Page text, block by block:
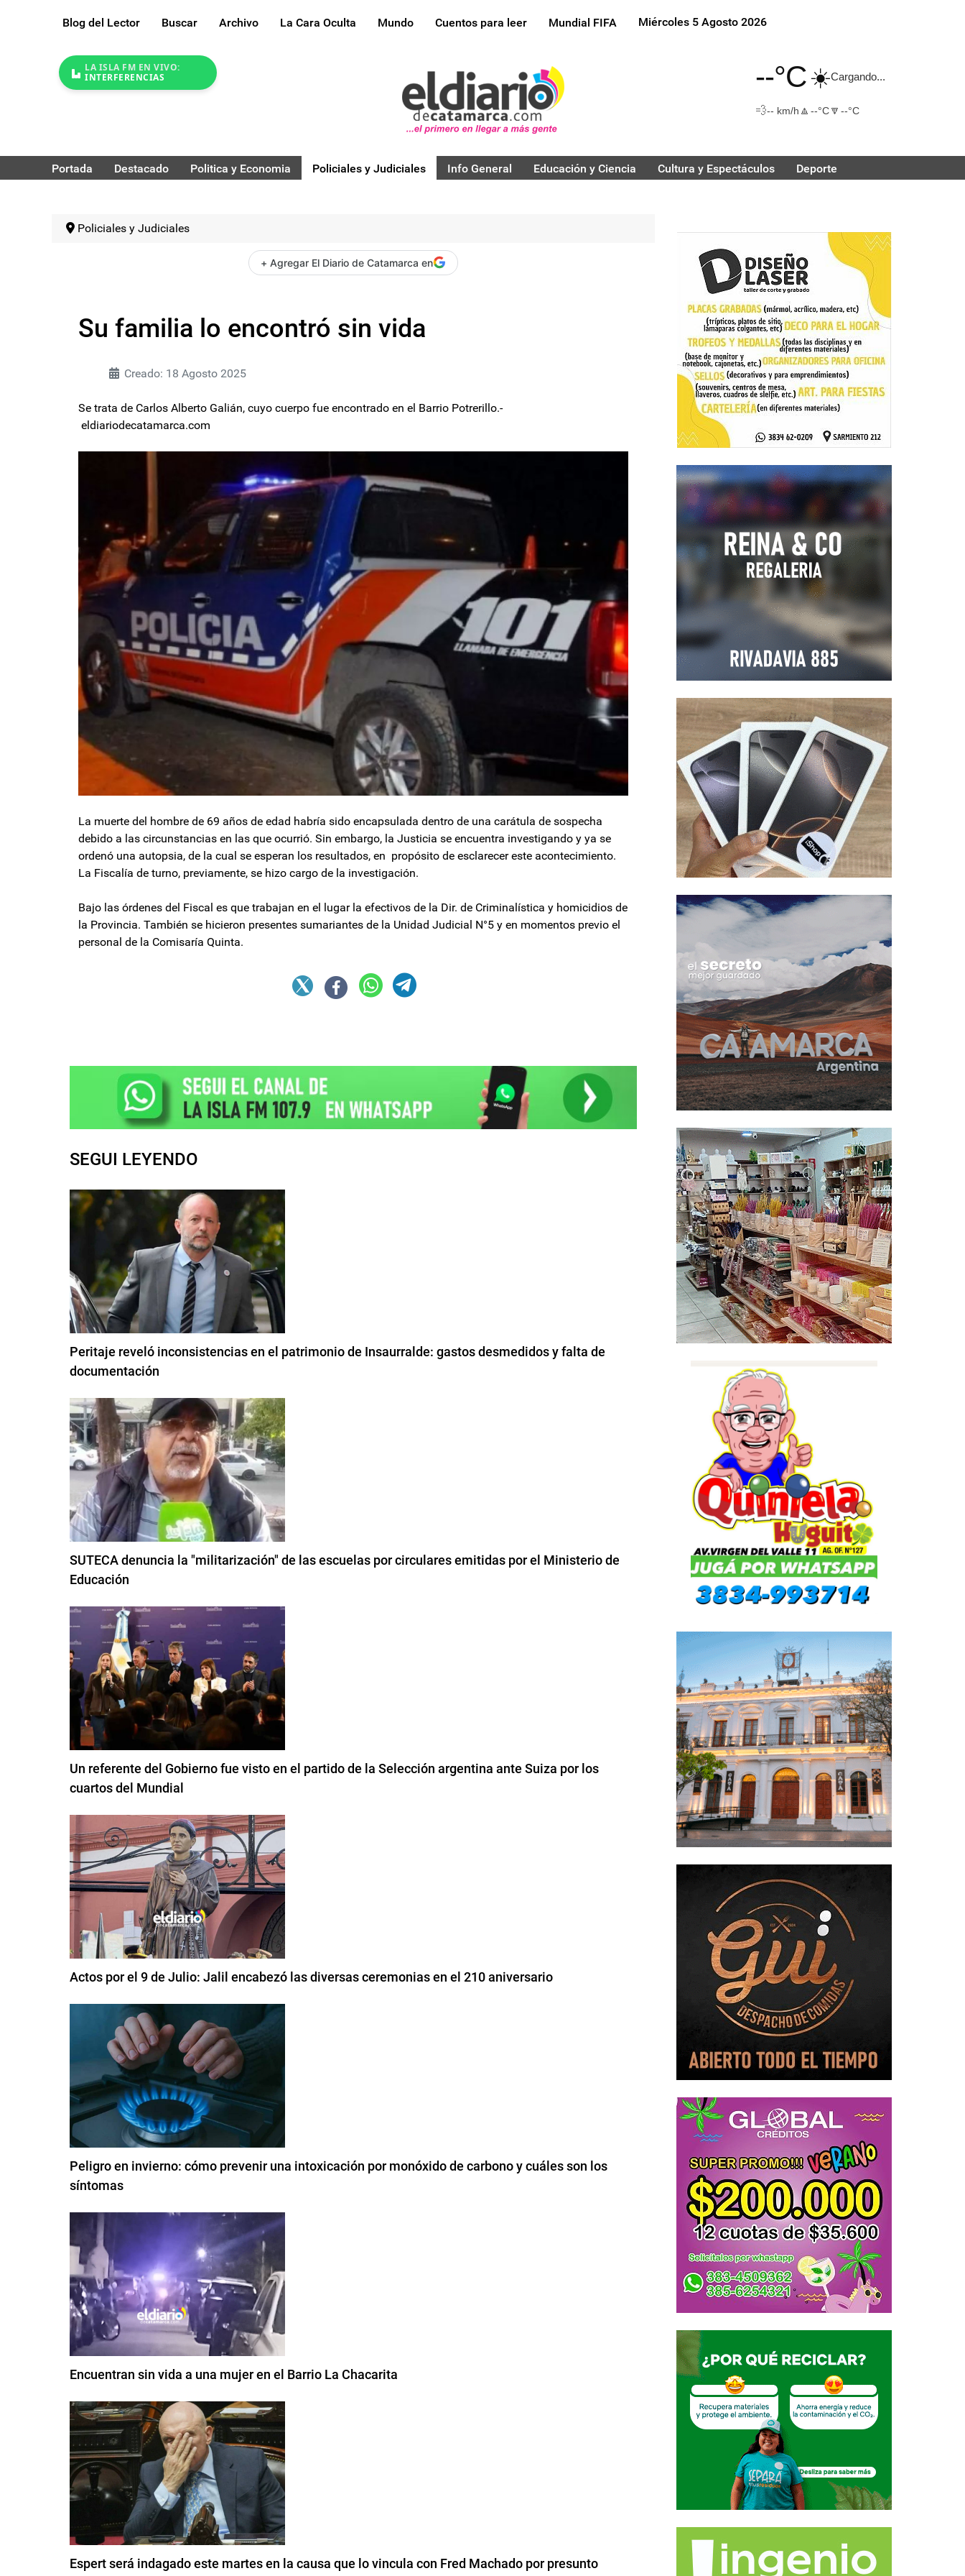
Blog del Lector Buscar Archivo La Cara Oculta Mundo Cuentos para leer Mundial FIFA Miércoles 5 Agosto 2026
LA ISLA FM EN VIVO:
INTERFERENCIAS
--°C☀️Cargando...
💨-- km/h 🔼 --°C🔽 --°C
Portada Destacado Politica y Economia Policiales y Judiciales Info General Educación y Ciencia Cultura y Espectáculos Deporte
Policiales y Judiciales
+ Agregar El Diario de Catamarca en
Su familia lo encontró sin vida
Creado: 18 Agosto 2025
Se trata de Carlos Alberto Galián, cuyo cuerpo fue encontrado en el Barrio Potrerillo.-
eldiariodecatamarca.com
La muerte del hombre de 69 años de edad habría sido encapsulada dentro de una carátula de sospecha
debido a las circunstancias en las que ocurrió. Sin embargo, la Justicia se encuentra investigando y ya se
ordenó una autopsia, de la cual se esperan los resultados, en propósito de esclarecer este acontecimiento.
La Fiscalía de turno, previamente, se hizo cargo de la investigación.
Bajo las órdenes del Fiscal es que trabajan en el lugar la efectivos de la Dir. de Criminalística y homicidios de
la Provincia. También se hicieron presentes sumariantes de la Unidad Judicial N°5 y en momentos previo el
personal de la Comisaría Quinta.
SEGUI LEYENDO
Peritaje reveló inconsistencias en el patrimonio de Insaurralde: gastos desmedidos y falta de
documentación
SUTECA denuncia la "militarización" de las escuelas por circulares emitidas por el Ministerio de
Educación
Un referente del Gobierno fue visto en el partido de la Selección argentina ante Suiza por los
cuartos del Mundial
Actos por el 9 de Julio: Jalil encabezó las diversas ceremonias en el 210 aniversario
Peligro en invierno: cómo prevenir una intoxicación por monóxido de carbono y cuáles son los
síntomas
Encuentran sin vida a una mujer en el Barrio La Chacarita
Espert será indagado este martes en la causa que lo vincula con Fred Machado por presunto